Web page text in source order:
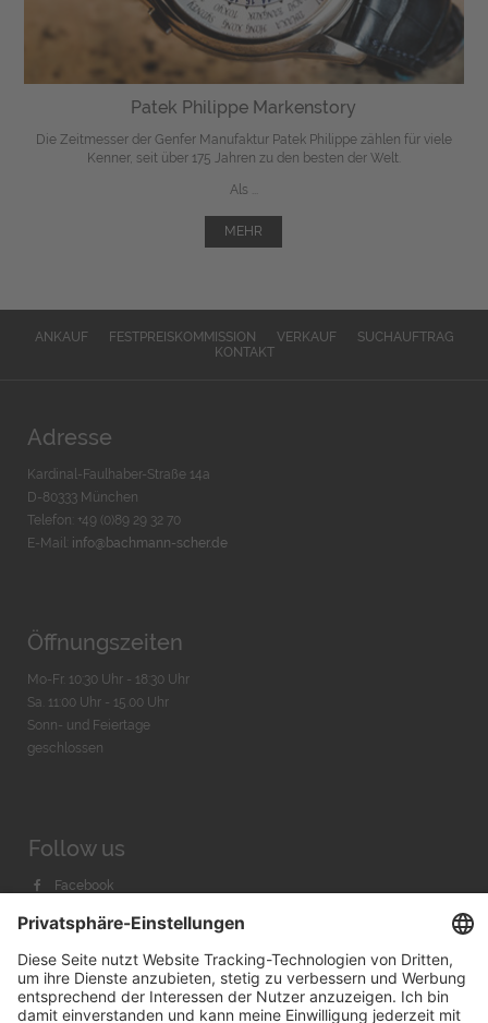
Patek Philippe Markenstory
Die Zeitmesser der Genfer Manufaktur Patek Philippe zählen für viele
Kenner, seit über 175 Jahren zu den besten der Welt.
Als ...
MEHR
ANKAUF FESTPREISKOMMISSION VERKAUF
SUCHAUFTRAG
KONTAKT
Adresse
Kardinal-Faulhaber-Straße 14a
D-80333 München
Telefon: +49 (0)89 29 32 70
E-Mail: info@bachmann-scher.de
Öffnungszeiten
Mo-Fr. 10:30 Uhr - 18:30 Uhr
Sa. 11:00 Uhr - 15.00 Uhr
Sonn- und Feiertage
geschlossen
Follow us
Facebook
Youtube